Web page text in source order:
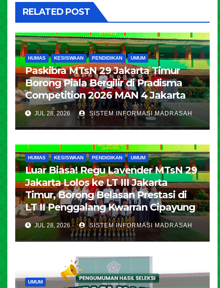
RELATED POST
HUMAS KESISWAAN PENDIDIKAN UMUM
Paskibra MTsN 29 Jakarta Timur
Borong Piala Bergilir di Pradisma
Competition 2026 MAN 4 Jakarta
JUL 28, 2026 SISTEM INFORMASI MADRASAH
HUMAS KESISWAAN PENDIDIKAN UMUM
Luar Biasa! Regu Lavender MTsN 29
Jakarta Lolos ke LT III Jakarta
Timur, Borong Belasan Prestasi di
LT II Penggalang Kwarran Cipayung
JUL 28, 2026 SISTEM INFORMASI MADRASAH
UMUM